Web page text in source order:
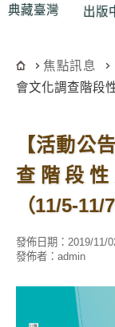
典藏臺灣 出版
焦點訊息
會文化調查階段
【活動公
查階段性
（11/5-11/7
發佈日期： 2019/11/
發佈者： admin